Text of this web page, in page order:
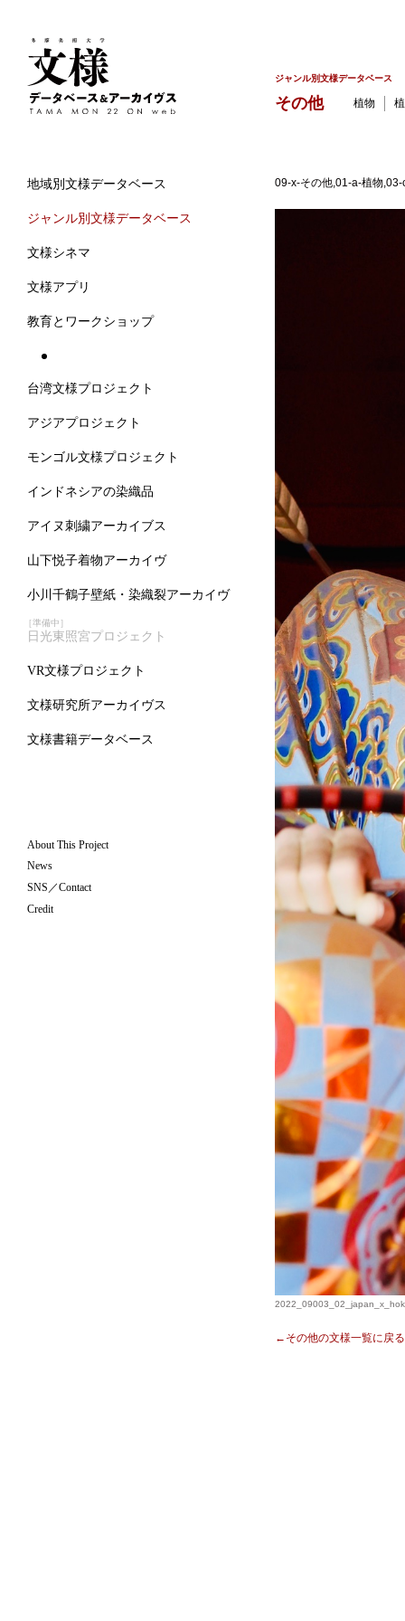
地域別文様データベース
ジャンル別文様データベース
文様シネマ
文様アプリ
教育とワークショップ
台湾文様プロジェクト
アジアプロジェクト
モンゴル文様プロジェクト
インドネシアの染織品
アイヌ刺繍アーカイブス
山下悦子着物アーカイヴ
小川千鶴子壁紙・染織裂アーカイヴ
［準備中］
日光東照宮プロジェクト
VR文様プロジェクト
文様研究所アーカイヴス
文様書籍データベース
About This Project
News
SNS／Contact
Credit
ジャンル別文様データベース
その他 植物
09-x-その他,01-a-植物
←その他の文様一覧に戻る